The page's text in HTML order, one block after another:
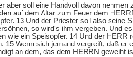
aber soll eine Handvoll davon nehmen
auf dem Altar zum Feuer dem
13 Und der Priester soll also seine
so wird's ihm vergeben. Und
wie ein Speisopfer. 14 Und der HERR
15 Wenn sich jemand vergreift, daß er
an dem, das dem HERRN geweiht